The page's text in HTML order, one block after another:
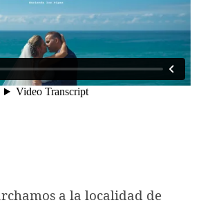
a la localidad de